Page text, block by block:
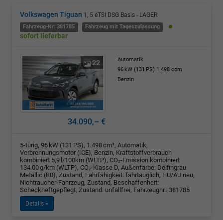
Volkswagen Tiguan 1, 5 eTSI DSG Basis - LAGER
Fahrzeug-Nr: 381785 Fahrzeug mit Tageszulassung
sofort lieferbar
22
Automatik
96 kW (131 PS) 1.498 ccm
Benzin
34.090,– €
5-türig, 96 kW (131 PS), 1.498 cm³, Automatik,
Verbrennungsmotor (ICE), Benzin, Kraftstoffverbrauch
kombiniert 5,9 l/100km (WLTP), CO₂-Emission kombiniert
134.00 g/km (WLTP), CO₂-Klasse D, Außenfarbe: Delfingrau
Metallic (B0), Zustand, Fahrfähigkeit: fahrtauglich, HU/AU neu,
Nichtraucher-Fahrzeug, Zustand, Beschaffenheit:
Scheckheftgepflegt, Zustand: unfallfrei, Fahrzeugnr.: 381785
Details »